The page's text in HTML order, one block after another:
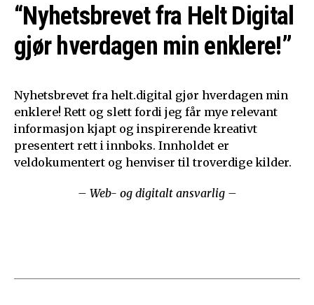
“Nyhetsbrevet fra Helt Digital
gjør hverdagen min enklere!”
Nyhetsbrevet fra helt.digital gjør hverdagen min
enklere! Rett og slett fordi jeg får mye relevant
informasjon kjapt og inspirerende kreativt
presentert rett i innboks. Innholdet er
veldokumentert og henviser til troverdige kilder.
– Web- og digitalt ansvarlig –